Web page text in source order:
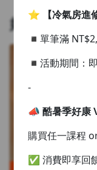
好評推薦
⭐️
【冷氣房進
◾單筆滿
◾活動期間：
-
📣 酷暑季好康
購買任一課程
✅ 消費即享回